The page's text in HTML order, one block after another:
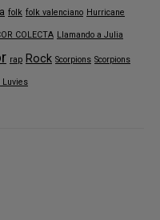
folk folk valenciano Hurricane
COLECTA Llamando a Julia
rap Rock Scorpions Scorpions
Luvies